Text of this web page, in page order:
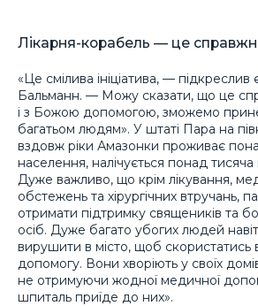
Лікарня-корабель — це
«Це смілива ініціатива, —
Бальманн. — Можу сказати, що це
і з Божою допомогою, зможемо
багатьом людям». У штаті Пара на
вздовж ріки Амазонки проживає
населення, налічується понад
Дуже важливо, що крім лікування,
обстежень та хірургічних втручань,
отримати підтримку священиків та
осіб. Дуже багато убогих людей
вирушити в місто, щоб скористатись
допомогу. Вони хворіють у своїх
не отримуючи жодної медичної
шпиталь приїде до них».